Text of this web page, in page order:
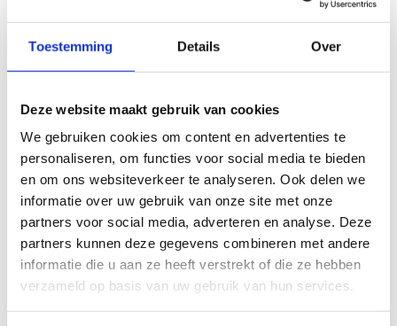
Toestemming Details Over
Deze website maakt gebruik van cookies
We gebruiken cookies om content en advertenties te
personaliseren, om functies voor social media te bieden
en om ons websiteverkeer te analyseren. Ook delen we
informatie over uw gebruik van onze site met onze
partners voor social media, adverteren en analyse. Deze
partners kunnen deze gegevens combineren met andere
informatie die u aan ze heeft verstrekt of die ze hebben
verzameld op basis van uw gebruik van hun services.
Een sportpakket is een kant-en-klare sportdag op
activiteiten moeten aanpassen op maat van kids
onvergetelijke dag te bezorgen.
Klaar om te klauteren en te muurklimmen, of
voor een ballencircuit of een laagteparcours in
het stoerwoud?
Toch nog vragen? Aarzel niet om ons te
contacteren. We beantwoorden met plezier al